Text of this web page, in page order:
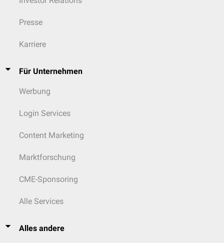
Presse
Karriere
Für Unternehmen
Werbung
Login Services
Content Marketing
Marktforschung
CME-Sponsoring
Alle Services
Alles andere